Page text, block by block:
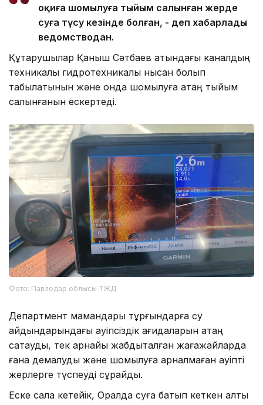
оқиға шомылуға тыйым салынған жерде
суға түсу кезінде болған, - деп хабарлады
ведомстводан.
Құтқарушылар Қаныш Сәтбаев атындағы каналдың
техникалық гидротехникалық нысан болып
табылатынын және онда шомылуға қатаң тыйым
салынғанын ескертеді.
Фото: Павлодар облысы ТЖД
Департмент мамандары тұрғындарға су
айдындарындағы қауіпсіздік қағидаларын қатаң
сақтауды, тек арнайы жабдықталған жағажайларда
ғана демалуды және шомылуға арналмаған қауіпті
жерлерге түспеуді сұрайды.
Еске сала кетейік, Оралда суға батып кеткен алты